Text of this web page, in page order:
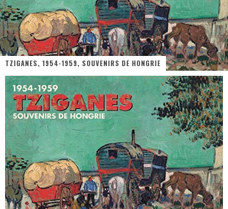
« Mon Village Révolté » - Combattre un Projet !
« Le Béton et le Bambou / Propositions pour Mayotte et le Monde. » - Améliorations !
Star Fox
PsyRiver 2026 : la magie revient sur les rives de l’Aar
« MOFUSAND / Parler Japonais » – Des Expressions Pratiques !
« Le Vent dand les Saules » - Une Belle Histoire !
Splatoon Raiders
TZIGANES, 1954-1959, SOUVENIRS DE HONGRIE